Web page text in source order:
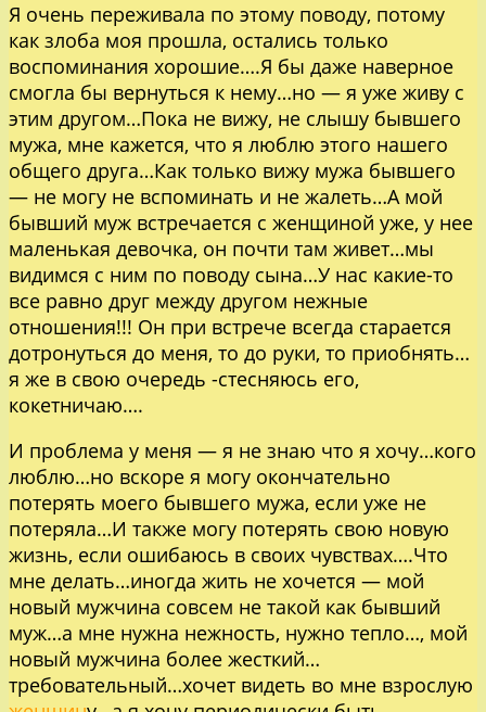
Я очень переживала по этому поводу, потому
как злоба моя прошла, остались только
воспоминания хорошие….Я бы даже наверное
смогла бы вернуться к нему…но — я уже живу с
этим другом…Пока не вижу, не слышу бывшего
мужа, мне кажется, что я люблю этого нашего
общего друга…Как только вижу мужа бывшего
— не могу не вспоминать и не жалеть…А мой
бывший муж встречается с женщиной уже, у нее
маленькая девочка, он почти там живет…мы
видимся с ним по поводу сына…У нас какие-то
все равно друг между другом нежные
отношения!!! Он при встрече всегда старается
дотронуться до меня, то до руки, то приобнять…
я же в свою очередь -стесняюсь его,
кокетничаю….
И проблема у меня — я не знаю что я хочу…кого
люблю…но вскоре я могу окончательно
потерять моего бывшего мужа, если уже не
потеряла…И также могу потерять свою новую
жизнь, если ошибаюсь в своих чувствах….Что
мне делать…иногда жить не хочется — мой
новый мужчина совсем не такой как бывший
муж…а мне нужна нежность, нужно тепло…, мой
новый мужчина более жесткий…
требовательный…хочет видеть во мне взрослую